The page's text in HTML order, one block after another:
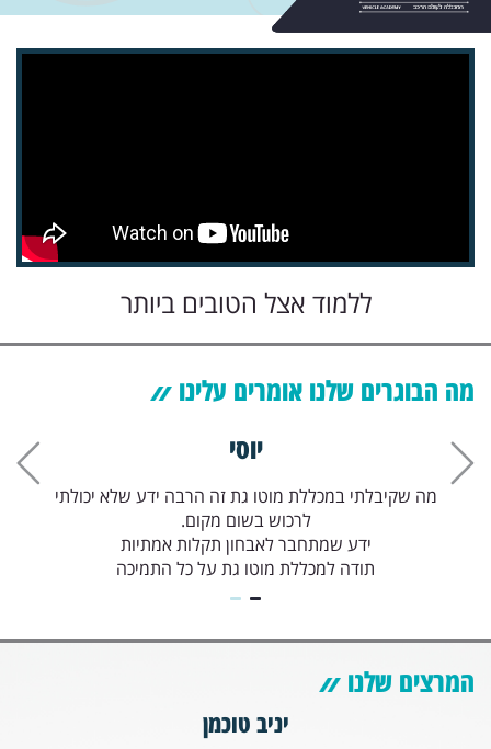
ללמוד אצל הטובים ביותר
מה הבוגרים שלנו אומרים עלינו
יוסי
מה שקיבלתי במכללת מוטו גת זה הרבה ידע שלא יכולתי
לרכוש בשום מקום.
ידע שמתחבר לאבחון תקלות אמתיות
תודה למכללת מוטו גת על כל התמיכה
המרצים שלנו
יניב טוכמן